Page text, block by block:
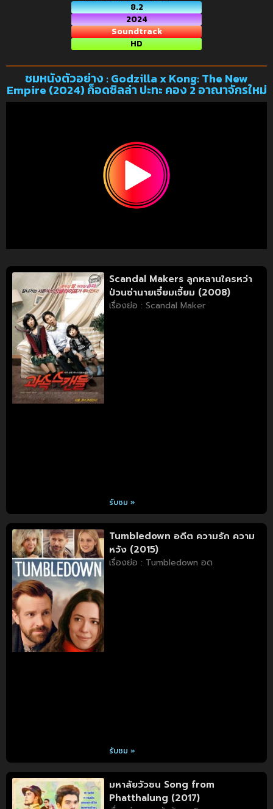
8.2
2024
Soundtrack
HD
ชมหนังตัวอย่าง : Godzilla x Kong: The New
Empire (2024) ก็อดซิลล่า ปะทะ คอง 2 อาณาจักรใหม่
Scandal Makers ลูกหลานใครหว่า
ป่วนซ่านายเจี๋ยมเจี้ยม (2008)
เรื่องย่อ : Scandal Maker
รับชม »
Tumbledown อดีต ความรัก ความ
หวัง (2015)
เรื่องย่อ : Tumbledown อด
รับชม »
มหาลัยวัวชน Song from
Phatthalung (2017)